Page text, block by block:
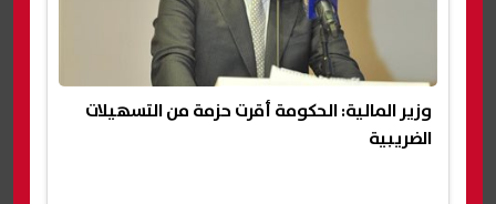
وزير المالية: الحكومة أقرت حزمة من التسهيلات
الضريبية